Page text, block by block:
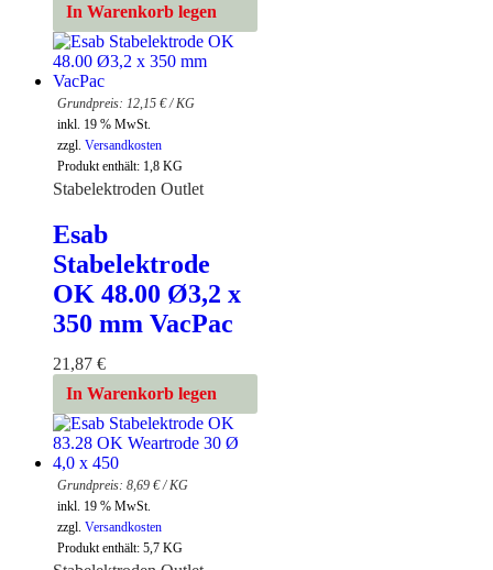
In Warenkorb legen
12,15 €/ KG
inkl. 19 % MwSt.
zzgl. Versandkosten
Produkt enthält: 1,8 KG
Stabelektroden Outlet
Esab
Stabelektrode
OK 48.00 Ø3,2 x
350 mm VacPac
21,87 €
In Warenkorb legen
8,69 €/KG
inkl. 19 % MwSt.
zzgl. Versandkosten
Produkt enthält: 5,7 KG